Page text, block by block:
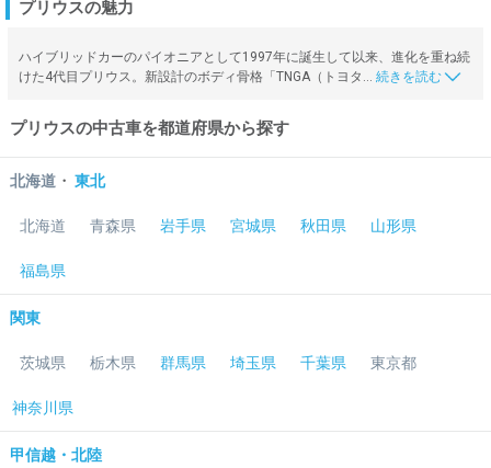
プリウスの魅力
ハイブリッドカーのパイオニアとして1997年に誕生して以来、進化を重ね続
けた4代目プリウス。新設計のボディ骨格「TNGA（トヨタ…
プリウスの中古車を都道府県から探す
北海道 ・ 東北
北海道 青森県 岩手県 宮城県 秋田県 山形県
福島県
関東
茨城県 栃木県 群馬県 埼玉県 千葉県 東京都
神奈川県
甲信越・北陸